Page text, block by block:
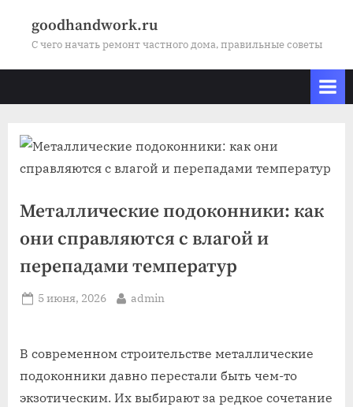
goodhandwork.ru
С чего начать ремонт частного дома, правильные советы
Металлические подоконники: как
они справляются с влагой и
перепадами температур
Posted
5 июня, 2026 By
admin
В современном строительстве металлические
подоконники давно перестали быть чем-то
экзотическим. Их выбирают за редкое сочетание